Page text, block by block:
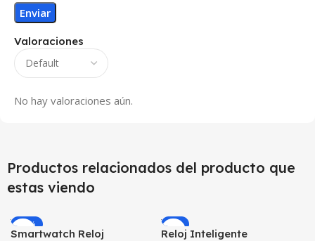
Valoraciones
No hay valoraciones aún.
Productos relacionados del producto que
estas viendo
-10%
Smartwatch Reloj
-5%
Reloj Inteligente